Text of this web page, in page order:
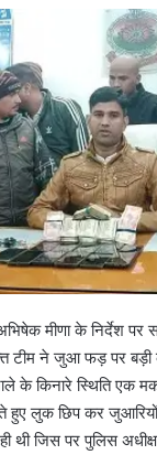
मीणा के निर्देश पर
ने जुआ फड़ पर बड़ी
के किनारे स्थिति एक
लुक छिप कर
थी जिस पर पुलिस